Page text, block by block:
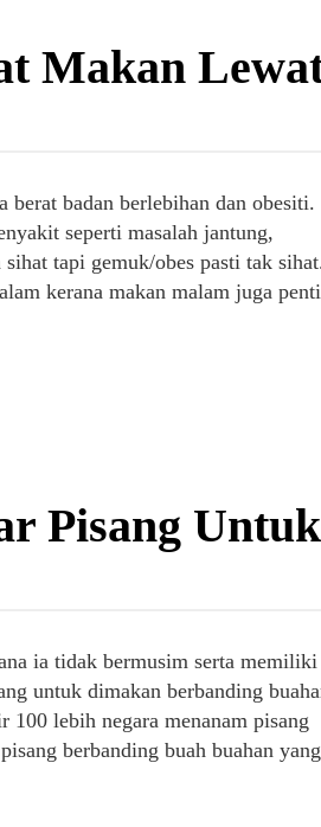
Makan
badan berlebihan dan obesiti.
seperti masalah jantung,
tapi gemuk/obes pasti tak
kerana makan malam juga
Pisang Untuk
ia tidak bermusim serta memiliki
untuk dimakan berbanding
lebih negara menanam pisang
berbanding buah buahan yang